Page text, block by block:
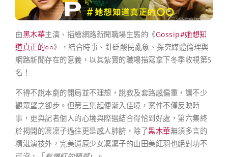
由黑木華主演、描繪網路新聞職場生態的《Gossip#她想知
道真正的○○》，結合時事、針砭酸民亂象、探究媒體倫理與
網路新聞存在的意義，以其紮實的職場描寫拿下冬季收視第5
名！
不得不說本劇的開局並不理想，說教及套路感偏重，讓不少
觀眾望之卻步。但第三集起便漸入佳境，案件不僅反映時
事，更與記者個人的心境與際遇結合得恰到好處，第六集終
於揭開的凜凜子過往更是感人肺腑，除了黑木華無須多言的
精湛演技外，完美還原少女凜凜子的山田美紅羽也絕對功不